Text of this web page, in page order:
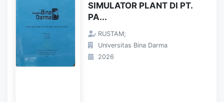
SIMULATOR PLANT DI PT.
PA...
RUSTAM;
Universitas Bina Darma
2026